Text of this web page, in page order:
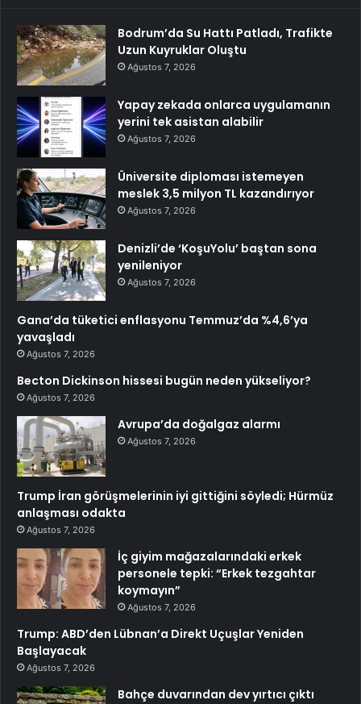
Bodrum’da Su Hattı Patladı, Trafikte
Uzun Kuyruklar Oluştu
Ağustos 7, 2026
Yapay zekada onlarca uygulamanın
yerini tek asistan alabilir
Ağustos 7, 2026
Üniversite diploması istemeyen
meslek 3,5 milyon TL kazandırıyor
Ağustos 7, 2026
Denizli’de ‘KoşuYolu’ baştan sona
yenileniyor
Ağustos 7, 2026
Gana’da tüketici enflasyonu Temmuz’da %4,6’ya
yavaşladı
Ağustos 7, 2026
Becton Dickinson hissesi bugün neden yükseliyor?
Ağustos 7, 2026
Avrupa’da doğalgaz alarmı
Ağustos 7, 2026
Trump İran görüşmelerinin iyi gittiğini söyledi; Hürmüz
anlaşması odakta
Ağustos 7, 2026
İç giyim mağazalarındaki erkek
personele tepki: “Erkek tezgahtar
koymayın”
Ağustos 7, 2026
Trump: ABD’den Lübnan’a Direkt Uçuşlar Yeniden
Başlayacak
Ağustos 7, 2026
Bahçe duvarından dev yırtıcı çıktı